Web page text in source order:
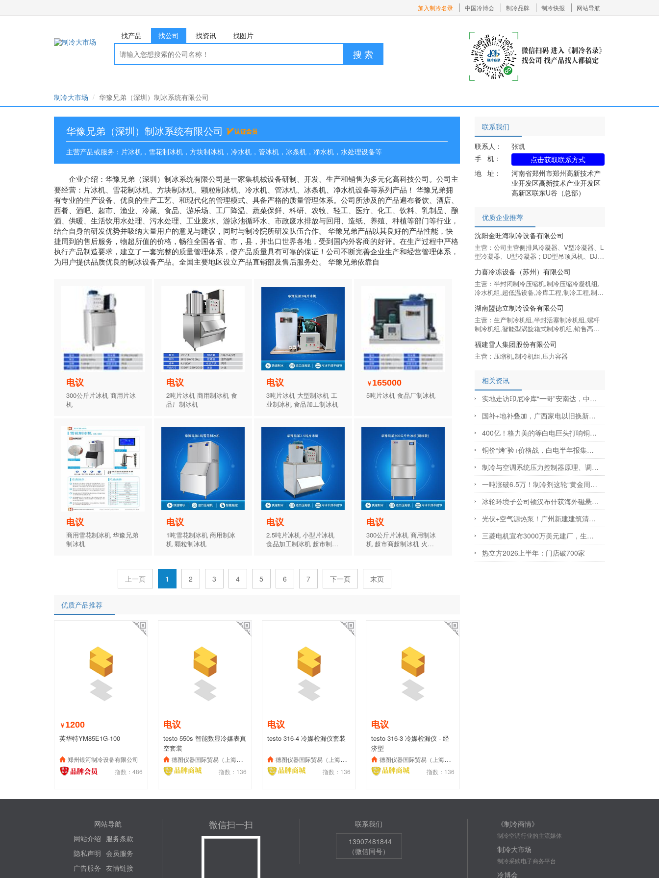
加入制冷名录 中国冷博会 制冷品牌 制冷快报 网站导航
找产品 找公司 找资讯 找图片
搜 索
制冷大市场 华豫兄弟（深圳）制冰系统有限公司
华豫兄弟（深圳）制冰系统有限公司
主营产品或服务：片冰机，雪花制冰机，方块制冰机，冷水机，管冰机，冰条机，净水机，水处理设备等
企业介绍： 华豫兄弟（深圳）制冰系统有限公司是一家集机械设备研制、开发、生产和销售为多元化高科技公司。公司主
要经营：片冰机、雪花制冰机、方块制冰机、颗粒制冰机、冷水机、管冰机、冰条机、净水机设备等系列产品！ 华豫兄弟拥
有专业的生产设备、优良的生产工艺、和现代化的管理模式、具备严格的质量管理体系。公司所涉及的产品遍布餐饮、酒店、
西餐、酒吧、超市、渔业、冷藏、食品、游乐场、工厂降温、蔬菜保鲜、科研、农牧、轻工、医疗、化工、饮料、乳制品、酿
酒、供暖、生活饮用水处理、污水处理、工业废水、游泳池循环水、市政废水排放与回用、造纸、养殖、种植等部门等行业，
结合自身的研发优势并吸纳大量用户的意见与建议，同时与制冷院所研发队伍合作。 华豫兄弟产品以其良好的产品性能，快
捷周到的售后服务，物超所值的价格，畅往全国各省、市，县，并出口世界各地，受到国内外客商的好评。在生产过程中严格
执行产品制造要求，建立了一套完整的质量管理体系，使产品质量具有可靠的保证！公司不断完善企业生产和经营管理体系，
为用户提供品质优良的制冰设备产品。全国主要地区设立产品直销部及售后服务处。 华豫兄弟依靠自
电议
300公斤片冰机 商用片冰
机
电议
2吨片冰机 商用制冰机 食
品厂制冰机
电议
3吨片冰机 大型制冰机 工
业制冰机 食品加工制冰机
￥ 165000
5吨片冰机 食品厂制冰机
电议
商用雪花制冰机 华豫兄弟
制冰机
电议
1吨雪花制冰机 商用制冰
机 颗粒制冰机
电议
2.5吨片冰机 小型片冰机
食品加工制冰机 超市制冰
电议
300公斤片冰机 商用制冰
机 超市商超制冰机 火锅
上一页 1 2 3 4 5 6 7 下一页 末页
优质产品推荐
￥ 1200
英华特YM85E1G-100
郑州银河制冷设备有限公司
指数：486
电议
testo 550s 智能数显冷媒表真
空套装
德图仪器国际贸易（上海）有限公司
指数：136
电议
testo 316-4 冷媒检漏仪套装
德图仪器国际贸易（上海）有限公司
指数：136
电议
testo 316-3 冷媒检漏仪 - 经
济型
德图仪器国际贸易（上海）有限公司
指数：136
联系我们
联系人：
张凯
手 机：
点击获取联系方式
地 址：
河南省郑州市郑州高新技术产
业开发区高新技术产业开发区
高新区联东U谷（总部）
优质企业推荐
沈阳金旺海制冷设备有限公司
主营：公司主营侧排风冷凝器、V型冷凝器、L
型冷凝器、U型冷凝器；DD型吊顶风机、DJ型
机、双侧出风冷风机；壁挂式空调一体机、半
封闭机组、铝排等各类制冷产品。
力喜冷冻设备（苏州）有限公司
主营：半封闭制冷压缩机,制冷压缩冷凝机组,
冷水机组,超低温设备,冷库工程,制冷工程,制冷
湖南盟德立制冷设备有限公司
主营：生产制冷机组,半封活塞制冷机组,螺杆
制冷机组,智能型涡旋箱式制冷机组,销售高翔,
福建雪人集团股份有限公司
主营：压缩机,制冷机组,压力容器
相关资讯
实地走访印尼冷库“一哥”安南达，中国制冷设备迎出海良机
国补+地补叠加，广西家电以旧换新撬动267亿
400亿！格力美的等白电巨头打响铜价阻击战
铜价“烤”验+价格战，白电半年报集体“中暑”？
制冷与空调系统压力控制器原理、调试及选型技术指南
一吨涨破6.5万！制冷剂这轮“黄金周期”还能火多久？
冰轮环境子公司顿汉布什获海外磁悬浮冷机订单
光伏+空气源热泵！广州新建建筑清洁供热方案明确
三菱电机宣布3000万美元建厂，生产制冷设备
热立方2026上半年：门店破700家
网站导航
网站介绍 服务条款
隐私声明 会员服务
广告服务 友情链接
微信扫一扫
联系我们
13907481844
（微信同号）
《制冷商情》
制冷空调行业的主流媒体
制冷大市场
制冷采购电子商务平台
冷博会